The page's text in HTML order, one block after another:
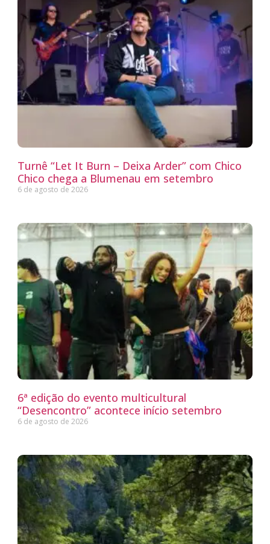
Turnê “Let It Burn – Deixa Arder” com Chico
Chico chega a Blumenau em setembro
6 de agosto de 2026
6ª edição do evento multicultural
“Desencontro” acontece início setembro
6 de agosto de 2026